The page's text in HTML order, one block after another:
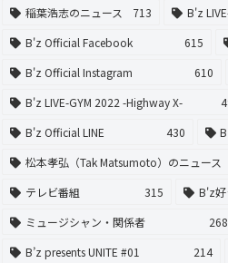
稲葉浩志のニュース
713 B'z
B'z Official Facebook
615
B'z Official Instagram
610
B'z LIVE-GYM 2022 -Highway X-
B'z Official LINE
430
松本孝弘（Tak Matsumoto）のニュース
テレビ番組
315 B'z好
ミュージシャン・関係者
268
B’z presents UNITE #01
214